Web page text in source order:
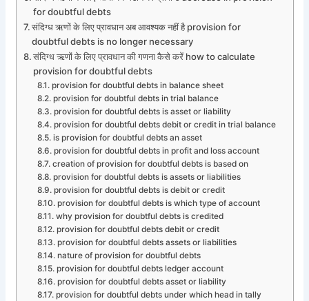
for doubtful debts
संदिग्ध ऋणों के लिए प्रावधान अब आवश्यक नहीं है provision for
doubtful debts is no longer necessary
संदिग्ध ऋणों के लिए प्रावधान की गणना कैसे करें how to calculate
provision for doubtful debts
provision for doubtful debts in balance sheet
provision for doubtful debts in trial balance
provision for doubtful debts is asset or liability
provision for doubtful debts debit or credit in trial balance
is provision for doubtful debts an asset
provision for doubtful debts in profit and loss account
creation of provision for doubtful debts is based on
provision for doubtful debts is assets or liabilities
provision for doubtful debts is debit or credit
provision for doubtful debts is which type of account
why provision for doubtful debts is credited
provision for doubtful debts debit or credit
provision for doubtful debts assets or liabilities
nature of provision for doubtful debts
provision for doubtful debts ledger account
provision for doubtful debts asset or liability
provision for doubtful debts under which head in tally